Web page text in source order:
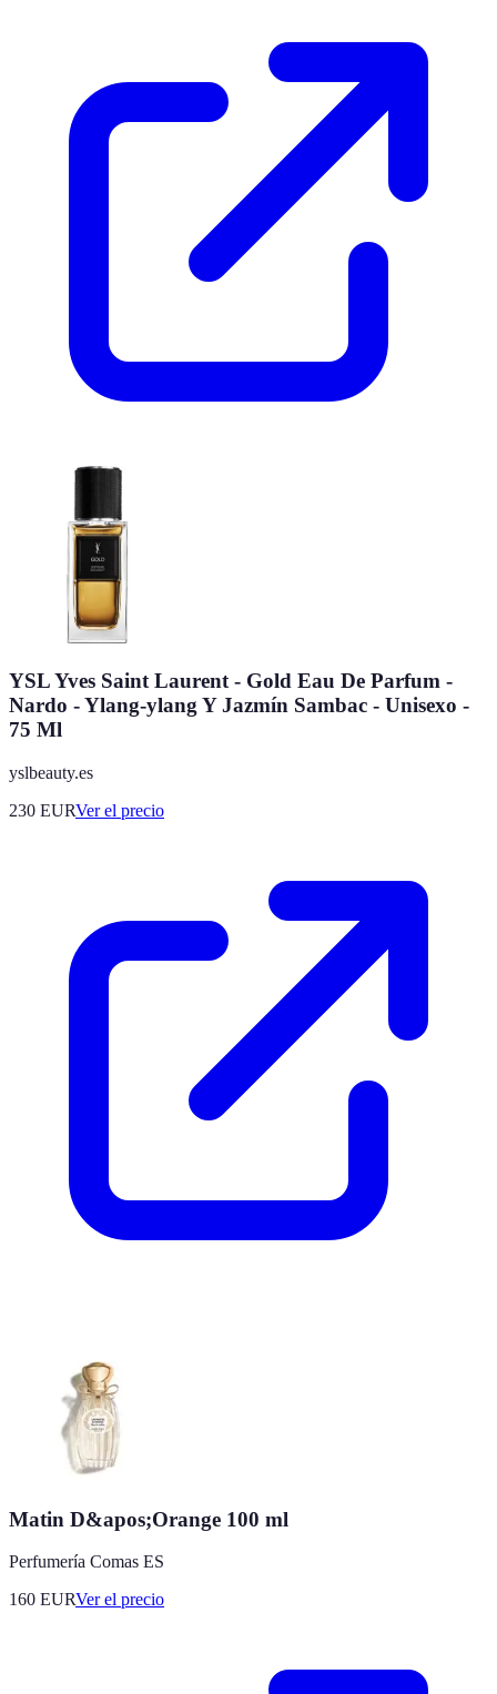
YSL Yves Saint Laurent - Gold Eau De Parfum -
Nardo - Ylang-ylang Y Jazmín Sambac - Unisexo -
75 Ml
yslbeauty.es
230 EURVer el precio
Matin D&apos;Orange 100 ml
Perfumería Comas ES
160 EURVer el precio